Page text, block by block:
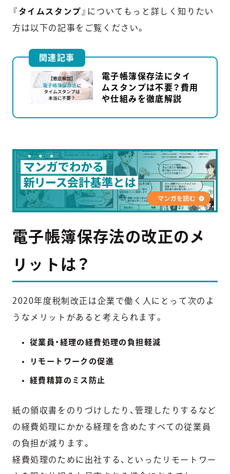
『 タイムスタンプ 』についてもっと詳しく知りたい
方は以下の記事をご覧ください。
関連記事
電子帳簿保存法にタイ
ムスタンプは不要？費用
や仕組みを徹底解説
電子帳簿保存法の改正のメ
リットは？
2020年度税制改正は企業で働く人にとって次のよ
うなメリットがあると考えられます。
従業員・経理の経費処理の負担軽減
リモートワークの促進
経費精算のミス防止
紙の領収書をのりづけしたり、管理したりするなど
の経費処理にかかる経理を含めたすべての従業員
の負担が減ります。
経費処理のために出社する、といったリモートワー